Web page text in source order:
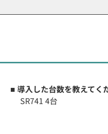
■ 導入した台数を教えてく
SR741 4台